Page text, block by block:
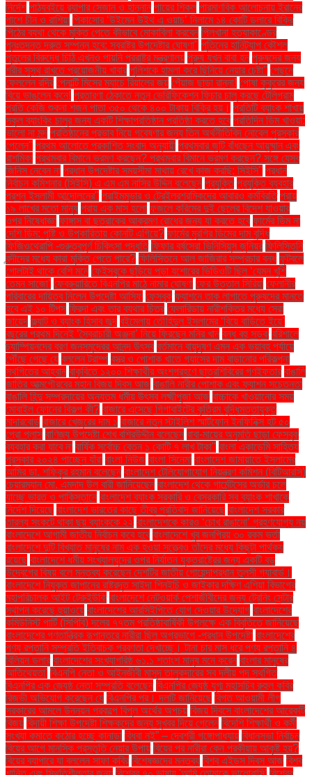
নির্দেশ পাঠ্যবইয়ে র‍্যাপার সেজান ও হান্নান পায়ের শিকল পারমাণবিক আলোচনায় ইরানের
পাশে চীন ও রাশিয়া পিকাসোর ‘উইমেন উইথ এ ওয়াচ’ নিলামে ১৪ কোটি ডলারে বিক্রি
পিঠের ব্যথা থেকে মুক্তি পেতে কীভাবে মোকাবিলা করবেন পিলখানা হত্যাকাণ্ডের
পুনঃতদন্ত দ্রুত সম্পন্ন হবে: স্বরাষ্ট্র উপদেষ্টার ঘোষণা" পুতিনের হানিট্র্যাপ কৌশল
পুতুলের বিরুদ্ধে চিঠি এখনও পায়নি পররাষ্ট্র মন্ত্রণালয় পুরুষ যখন বাবা হন পুরুষদের জন্য
শরীর সুস্থ রাখতে প্রয়োজনীয় খাবার পুলিশকে হামলা করে ছিনিয়ে নেয়ার চেষ্টা" পেছনে
ফেললেন রদ্রি পেনাল্টি মিসের ম্যাচে রিয়ালের জয় পেঁয়াজ ছাড়া রান্না! পোষা কুকুরের জন্য
বিয়ে ভাঙলেন কনে! প্রতারণা ঠেকাতে নতুন ভেরিফিকেশন ফিচার চালু করছে টেলিগ্রাম
প্রতি কেজি শুকনা শজন পাতা ৩৫০ থেকে ৪০০ টাকায় বিক্রি হয়। প্রতিটি ব্যাংক শাখায়
স্কুল ব্যাংকিং চালুর জন্য একটি শিক্ষাপ্রতিষ্ঠান প্রতিষ্ঠা করতে হবে প্রতিদিন ডিম খাওয়া:
ভালো না মন্দ প্রতিষ্ঠানের প্রভাব নিয়ে গবেষণার জন্য তিন অর্থনীতিবিদ নোবেল পুরস্কার
পেলেন" প্রথম আলোতে প্রকাশিত সংবাদ অনুযায়ী প্রথমবার জুটি বাঁধছেন আয়ুষ্মান এবং
রাশমিকা প্রথমবার বিমানে ভ্রমণ করছেন? প্রথমবার বিমানে ভ্রমণ করছেন? সঙ্গে যেসব
জিনিস নেবেন না প্রধান উপদেষ্টার সময়সীমা মাথায় রেখে কাজ করছি: সিইসি" প্রধান
নির্বাচন কমিশনার (সিইসি) এ এম এম নাসির উদ্দিন বলেছেন প্রযুক্তি প্রযুক্তি ব্যবহার
প্রশ্ন ইসলামী আন্দোলনের" প্রাইমমুভার ও ট্রেইলরশ্রমিকদের আবারও কর্মবিরতি প্রায়
১৯ লাখের মতো মানুষ প্রায় এক মাস হলো ফজলে করিমের দুই ছেলের বিদেশ যাওয়ার
ওপর নিষেধাজ্ঞা ফাঙ্গাস বা ছত্রাকের আক্রমণ রোধের জন্য যা করতে হবে ফার্মের ডিম না
দেশি ডিম: পুষ্টি ও উপকারিতায় কোনটি এগিয়ে? ফার্মের মুরগির ডিমের দাম বৃদ্ধি
ফিজিওথেরাপি -গুরুত্বপূর্ণ চিকিৎসা পদ্ধতি ফিফার বর্ষসেরা ভিনিসিয়ুস জুনিয়র ফিলিস্তিনি
বন্দীদের মধ্যে কারা মুক্তি পেতে পারে? ফিলিস্তিনে আল জাজিরার সম্প্রচার বন্ধ ফুটবলে
গোলটাই থাকে বেশি মনে ফেইসবুকে ছড়িয়ে পড়া যশোরের ভিডিওটি ছিল ‘যেমন খুশি
তেমন সাজো’ ফেব্রুয়ারিতে বিএনপির মাঠে নামার ঘোষণা ফের উত্তাল সিরিয়া ফেলানীর
পরিবারের দায়িত্ব নিলেন উপদেষ্টা আসিফ ফেসবুক ফ্যাশনে তাক লাগাতে পুরুষদের মানতে
হবে এই ১০ টিপস ফ্রিদা এবং তার ব্যথার চিত্র ফ্লোরিডায় নারীশক্তির মধ্যে সেরা
জায়েদ ফ্ল্যাট ও ব্যাংক হিসাব জব্দ বইমেলায় তৌহিদুল ইসলামের ‘বিয়ে বাড়িতে ইয়ে’
বছরের প্রথম দিনেই ‘স্বৈরাচারী অঞ্জনা’ নিয়ে ফিরছেন মনির খান বন্ধ বহু সড়ক বরিশালে
চ্যাম্পিয়নদের বরণ জনসমুদ্রের আনন্দ উৎসব বর্তমানে বায়ুদূষণ এমন এক ভয়াবহ পর্যায়ে
পৌঁছে গেছে যে বললেন ট্রাম্প বস্ত্র ও পোশাক খাতে গ্যাসের দাম বাড়ানোর পরিকল্পনা
স্থগিতের আহ্বান বাকৃবিতে ১২০০ শিক্ষার্থীর অংশগ্রহণে ছাত্রশিবিরের গণইফতার বাঙালি
জাতির আত্মগৌরবের মহান বিজয় দিবস আজ বাঙালি নারীর পোশাক এবং ফ্যাশন সচেতনতা
বাঙালি হিন্দু সম্প্রদায়ের অন্যতম ধর্মীয় উৎসব লক্ষ্মীপূজা আজ বাচ্চাকে খাওয়ানোর সময়
মোবাইল ফোনের বিকল্প কী? বাজারে এসেছে গিগাবাইটের কৃত্রিম বুদ্ধিমত্তাযুক্ত
মাদারবোর্ড বাজারে খেজুরের দাম ১ বাজারে নতুন স্টাইলিশ স্মার্টফোন ইনফিনিক্স হট ৫০
প্রো প্লাস বাণিজ্য উপদেষ্টা শেখ বশিরউদ্দীন বলেছেন বাবা-মায়ের অনুমতি ছাড়া ফেসবুক
ব্যবহার করা যাবে না বার্ষিক সর্বোচ্চ বেতন ১ কোটি ৭ লাখ টাকা" বাংলা একাডেমি সাহিত্য
পুরস্কার ২০২৪ পাচ্ছেন যাঁরা বাংলা নিউজ বাংলা সিনেমা বাংলাদেশ জামায়াতে ইসলামের
আমির ডা. শফিকুর রহমান বলেছেন বাংলাদেশ টেলিযোগাযোগ নিয়ন্ত্রণ কমিশন (বিটিআরসি)
চেয়ারম্যান মো. এমদাদ উল বারী জানিয়েছেন বাংলাদেশ থেকে গার্মেন্টসের অর্ডার চলে
যাচ্ছে ভারত ও পাকিস্তানে বাংলাদেশ ব্যাংক সরকারি ও বেসরকারি সব ব্যাংক শাখাকে
নির্দেশ দিয়েছে বাংলাদেশ ভারতের কাছে তীব্র প্রতিবাদ জানিয়েছে বাংলাদেশ সরকার
তারল্য সংকটে থাকা ছয় ব্যাংককে ২২ বাংলাদেশকে কারও ‘চোখ রাঙানো’ গ্রহণযোগ্য নয়
বাংলাদেশে আগামী জাতীয় নির্বাচন কবে হবে বাংলাদেশে খুব জনপ্রিয় ৩০ রকম ভর্তা
বাংলাদেশে দুটি বিখ্যাত মানুষের নাম এক হওয়া সত্ত্বেও তাঁদের মধ্যে কিছুটা পার্থক্য
রয়েছে বাংলাদেশে ধর্মীয় সংখ্যালঘুদের ওপর নির্যাতন যুক্তরাষ্ট্রের জন্য একটি বড়
উদ্বেগের বিষয় বলে মন্তব্য করেছেন দেশটির জাতীয় গোয়েন্দাপ্রধান তুলসী গ্যাবার্ড।
বাংলাদেশে নিযুক্ত জাপানের রাষ্ট্রদূত সাইদা শিনইচি ও জাইকার দক্ষিণ এশিয়া বিভাগের
মহাপরিচালক আইট টেরুইউকি বাংলাদেশে নেটওয়ার্ক পেশাজীবীদের জন্য ট্রেনিং সেন্টার
স্থাপন করেছে হুয়াওয়ে বাংলাদেশের আরসিইপিতে যোগ দেওয়ার উদ্যোগ বাংলাদেশের
কমিউনিস্ট পার্টি (সিপিবি) দলের ৭৭তম প্রতিষ্ঠাবার্ষিকী উপলক্ষে এক বিবৃতিতে জানিয়েছে
বাংলাদেশের গণতান্ত্রিক রূপান্তরে নারীরা ছিল অগ্রভাগে -প্রধান উপদেষ্টা বাংলাদেশের
পণ্য রপ্তানি সম্প্রতি ইতিবাচক প্রবণতা দেখাচ্ছে। টানা চার মাস ধরে পণ্য রপ্তানি ৪
বিলিয়ন ডলার বাংলাদেশের সংখ্যাগরিষ্ঠ ৬১.১ শতাংশ মানুষ মনে করেন বাংলার মানুষের
আতিথেয়তা' বিএনপি নেতা ও আইনজীবী মাসুদ তালুকদারের সব দলীয় পদ স্থগিত
বিএনপির এক জ্যেষ্ঠ নেতা সম্প্রতি বলেছেন বিএনপির জ্যেষ্ঠ যুগ্ম মহাসচিব রুহুল কবির
রিজভী অভিযোগ করেছেন যে বিএনপির পর। দলটি জানিয়েছে বিগত আওয়ামী লীগ
সরকারের আমলে উন্নয়ন প্রকল্পে বিপুল অর্থের অপচয় বিজয় দিবসে বাংলাদেশের আরেকটি
বিজয় বিদায়ী শিক্ষা উপদেষ্টা শিক্ষকদের জন্য সুখবর দিয়ে গেলেন বিদেশি শিক্ষার্থী ও কর্মী
সংখ্যা কমাতে কঠোর হচ্ছে কানাডা বিধবা নই” – দেবশ্রী গঙ্গোপাধ্যায় বিধানসভা নির্বাচন
বিয়ের আগে মানসিক প্রস্তুতি নেয়ার উপায় বিয়ের পর নারীরা কেন পরকীয়ায় আকৃষ্ট হয়?
বিয়ের ব্যাপারে যা বললেন সাফা কবির বিশেষজ্ঞদের মন্তব্য বিশ্ব এইডস দিবস আজ বিশ্ব